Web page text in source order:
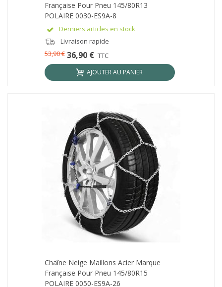
Française Pour Pneu 145/80R13
POLAIRE 0030-ES9A-8
Derniers articles en stock
Livraison rapide
36,90 € TTC
53,90 €
AJOUTER AU PANIER
Chaîne Neige Maillons Acier Marque
Française Pour Pneu 145/80R15
POLAIRE 0050-ES9A-26